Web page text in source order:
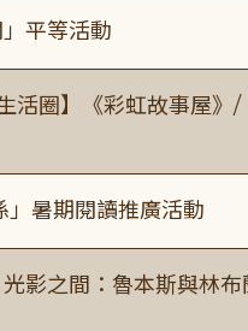
」平等活動
活圈】《彩虹故事屋》
」暑期閱讀推廣活動
光影之間：魯本斯與林